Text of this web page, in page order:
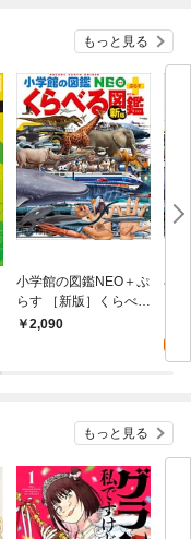
もっと見る
小学館の図鑑NEO＋ぷ
らす ［新版］くらべる
図鑑2,090
小
もっと見る